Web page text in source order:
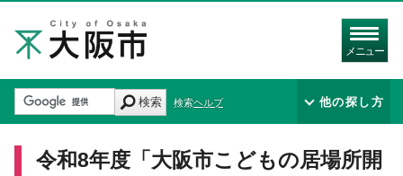
メニュー
検索 検索ヘルプ 他の探し方
令和8年度「大阪市こどもの居場所開